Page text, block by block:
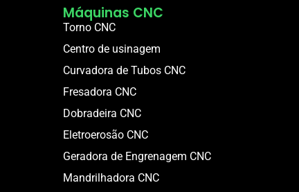
Máquinas CNC
Torno CNC
Centro de usinagem
Curvadora de Tubos CNC
Fresadora CNC
Dobradeira CNC
Eletroerosão CNC
Geradora de Engrenagem CNC
Mandrilhadora CNC